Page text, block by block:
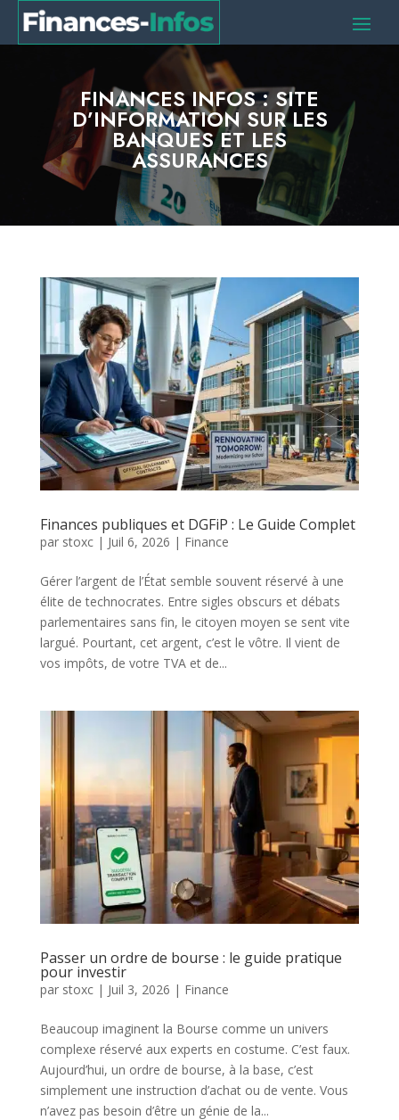
FINANCES INFOS : SITE
D’INFORMATION SUR LES
BANQUES ET LES
ASSURANCES
Finances publiques et DGFiP : Le Guide Complet
par stoxc| Juil 6, 2026 | Finance
Gérer l’argent de l’État semble souvent réservé à une
élite de technocrates. Entre sigles obscurs et débats
parlementaires sans fin, le citoyen moyen se sent vite
largué. Pourtant, cet argent, c’est le vôtre. Il vient de
vos impôts, de votre TVA et de...
Passer un ordre de bourse : le guide pratique
pour investir
par stoxc| Juil 3, 2026 | Finance
Beaucoup imaginent la Bourse comme un univers
complexe réservé aux experts en costume. C’est faux.
Aujourd’hui, un ordre de bourse, à la base, c’est
simplement une instruction d’achat ou de vente. Vous
n’avez pas besoin d’être un génie de la...